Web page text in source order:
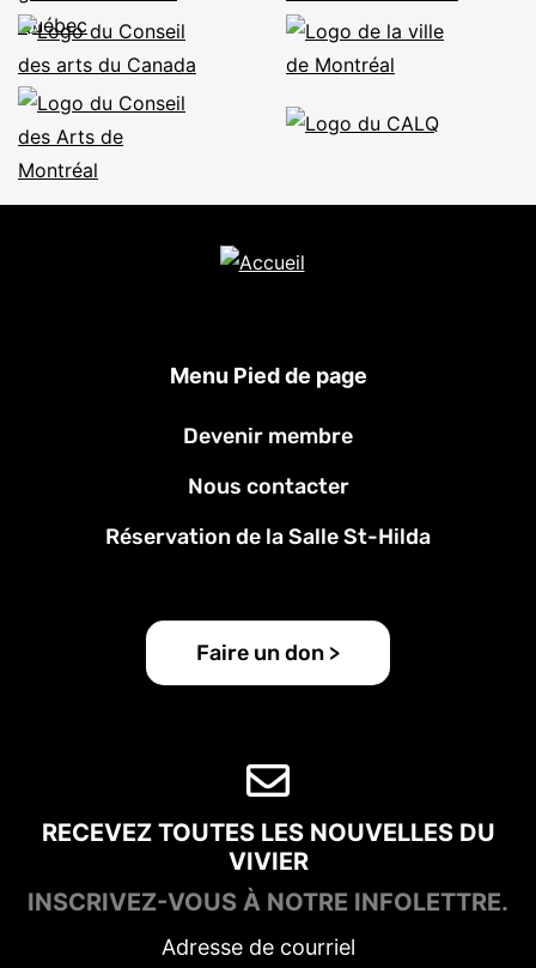
Menu Pied de page
Devenir membre
Nous contacter
Réservation de la Salle St-Hilda
Faire un don >
RECEVEZ TOUTES LES NOUVELLES DU
VIVIER
INSCRIVEZ-VOUS À NOTRE INFOLETTRE.
Adresse de courriel